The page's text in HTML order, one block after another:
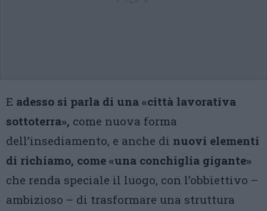
E adesso si parla di una «città lavorativa
sottoterra», come nuova forma
dell’insediamento, e anche di nuovi elementi
di richiamo, come «una conchiglia gigante»
che renda speciale il luogo, con l’obbiettivo –
ambizioso – di trasformare una struttura